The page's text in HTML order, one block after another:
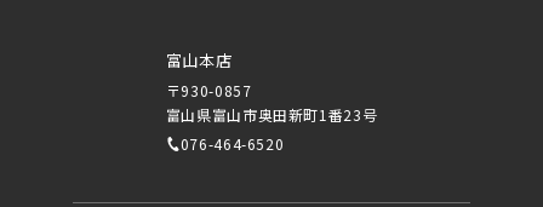
富山本店
〒930-0857
富山県富山市奥田新町1番23号
076-464-6520